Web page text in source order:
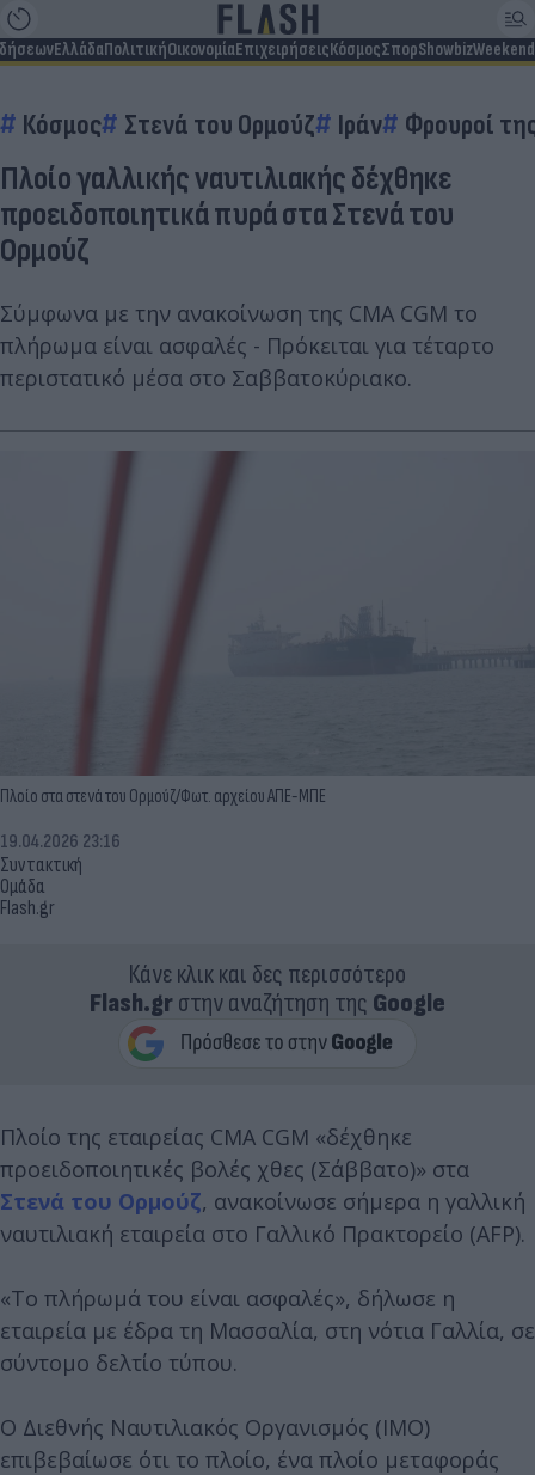
ΕλλάδαΠολιτικήΟικονομίαΕπιχειρήσειςΚόσμοςΣπορShowbizWeekend
Κόσμος Στενά του Ορμούζ Ιράν Φρουροί
Πλοίο γαλλικής ναυτιλιακής δέχθηκε
προειδοποιητικά πυρά στα Στενά του
Ορμούζ
Σύμφωνα με την ανακοίνωση της CMA CGM το
πλήρωμα είναι ασφαλές - Πρόκειται για τέταρτο
περιστατικό μέσα στο Σαββατοκύριακο.
Πλοίο στα στενά του Ορμούζ/Φωτ. αρχείου ΑΠΕ-ΜΠΕ
Συντακτική
Ομάδα
Flash.gr
19.04.2026 23:16
Κάνε κλικ και δες περισσότερο
Flash.grστην αναζήτηση της Google
Πλοίο της εταιρείας CMA CGM «δέχθηκε
προειδοποιητικές βολές χθες (Σάββατο)» στα
Στενά του Ορμούζ, ανακοίνωσε σήμερα η γαλλική
ναυτιλιακή εταιρεία στο Γαλλικό Πρακτορείο (AFP).
«Το πλήρωμά του είναι ασφαλές», δήλωσε η
εταιρεία με έδρα τη Μασσαλία, στη νότια Γαλλία, σε
σύντομο δελτίο τύπου.
Ο Διεθνής Ναυτιλιακός Οργανισμός (IMO)
επιβεβαίωσε ότι το πλοίο, ένα πλοίο μεταφοράς